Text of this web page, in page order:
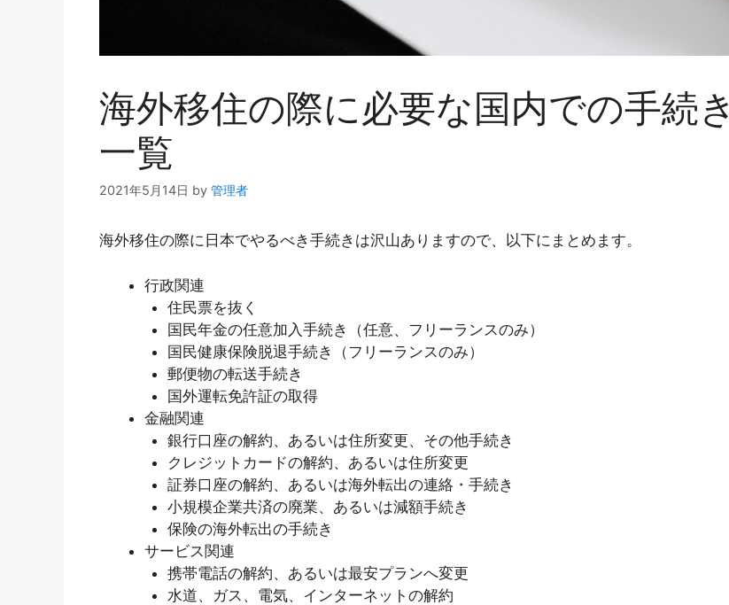
海外移住の際に必要な国内での手続き
一覧
2021年5月14日 by 管理者
海外移住の際に日本でやるべき手続きは沢山ありますので、以下にまとめます。
行政関連
住民票を抜く
国民年金の任意加入手続き（任意、フリーランスのみ）
国民健康保険脱退手続き（フリーランスのみ）
郵便物の転送手続き
国外運転免許証の取得
金融関連
銀行口座の解約、あるいは住所変更、その他手続き
クレジットカードの解約、あるいは住所変更
証券口座の解約、あるいは海外転出の連絡・手続き
小規模企業共済の廃業、あるいは減額手続き
保険の海外転出の手続き
サービス関連
携帯電話の解約、あるいは最安プランへ変更
水道、ガス、電気、インターネットの解約